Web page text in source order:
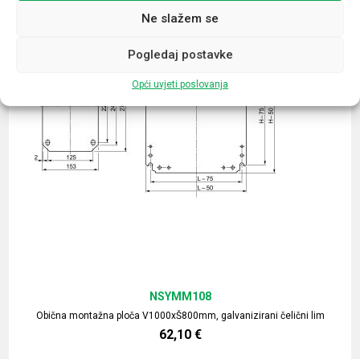
Ne slažem se
Pogledaj postavke
Opći uvjeti poslovanja
Obična montažna ploča V1000xŠ800mm, galvanizirani čelični lim
NSYMM108
62,10 €